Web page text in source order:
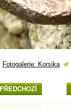
Fotogalerie: Korsika
PŘEDCHOZÍ